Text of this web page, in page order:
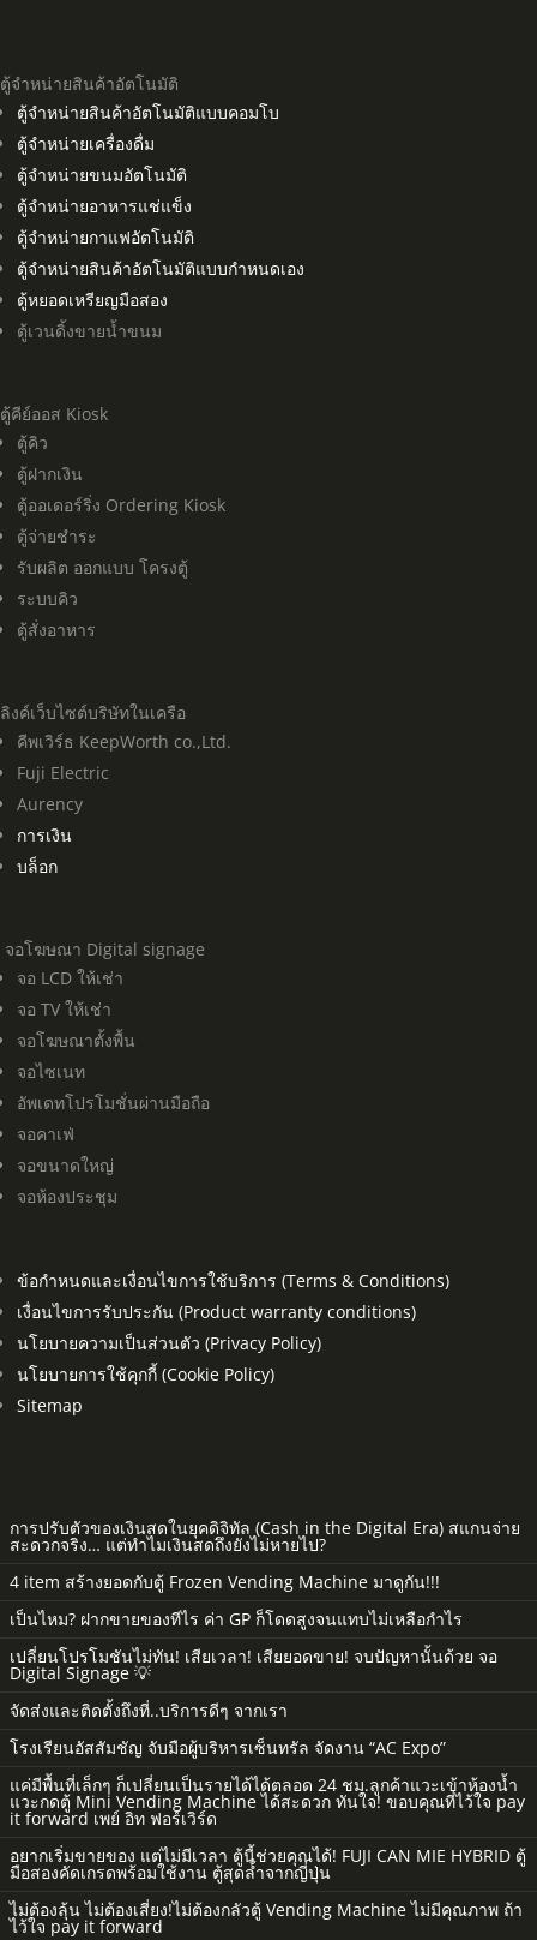
ตู้จำหน่ายสินค้าอัตโนมัติ
ตู้จำหน่ายสินค้าอัตโนมัติแบบคอมโบ
ตู้จำหน่ายเครื่องดื่ม
ตู้จำหน่ายขนมอัตโนมัติ
ตู้จำหน่ายอาหารแช่แข็ง
ตู้จำหน่ายกาแฟอัตโนมัติ
ตู้จำหน่ายสินค้าอัตโนมัติแบบกำหนดเอง
ตู้หยอดเหรียญมือสอง
ตู้เวนดิ้งขายน้ำขนม
ตู้คีย์ออส Kiosk
ตู้คิว
ตู้ฝากเงิน
ตู้ออเดอร์ริ่ง Ordering Kiosk
ตู้จ่ายชำระ
รับผลิต ออกแบบ โครงตู้
ระบบคิว
ตู้สั่งอาหาร
ลิงค์เว็บไซต์บริษัทในเครือ
คีพเวิร์ธ KeepWorth co.,Ltd.
Fuji Electric
Aurency
การเงิน
บล็อก
จอโฆษณา Digital signage
จอ LCD ให้เช่า
จอ TV ให้เช่า
จอโฆษณาตั้งพื้น
จอไซเนท
อัพเดทโปรโมชั่นผ่านมือถือ
จอคาเฟ่
จอขนาดใหญ่
จอห้องประชุม
ข้อกำหนดและเงื่อนไขการใช้บริการ (Terms & Conditions)
เงื่อนไขการรับประกัน (Product warranty conditions)
นโยบายความเป็นส่วนตัว (Privacy Policy)
นโยบายการใช้คุกกี้ (Cookie Policy)
Sitemap
การปรับตัวของเงินสดในยุคดิจิทัล (Cash in the Digital Era) สแกนจ่าย
สะดวกจริง… แต่ทำไมเงินสดถึงยังไม่หายไป?
4 item สร้างยอดกับตู้ Frozen Vending Machine มาดูกัน!!!
เป็นไหม? ฝากขายของทีไร ค่า GP ก็โดดสูงจนแทบไม่เหลือกำไร
เปลี่ยนโปรโมชันไม่ทัน! เสียเวลา! เสียยอดขาย! จบปัญหานั้นด้วย จอ
Digital Signage 💡
จัดส่งและติดตั้งถึงที่..บริการดีๆ จากเรา
โรงเรียนอัสสัมชัญ จับมือผู้บริหารเซ็นทรัล จัดงาน “AC Expo”
แค่มีพื้นที่เล็กๆ ก็เปลี่ยนเป็นรายได้ได้ตลอด 24 ชม.ลูกค้าแวะเข้าห้องน้ำ
แวะกดตู้ Mini Vending Machine ได้สะดวก ทันใจ! ขอบคุณที่ไว้ใจ pay
it forward เพย์ อิท ฟอร์เวิร์ด
อยากเริ่มขายของ แต่ไม่มีเวลา ตู้นี้ช่วยคุณได้! FUJI CAN MIE HYBRID ตู้
มือสองคัดเกรดพร้อมใช้งาน ตู้สุดล้ำจากญี่ปุ่น
ไม่ต้องลุ้น ไม่ต้องเสี่ยง!ไม่ต้องกลัวตู้ Vending Machine ไม่มีคุณภาพ ถ้า
ไว้ใจ pay it forward